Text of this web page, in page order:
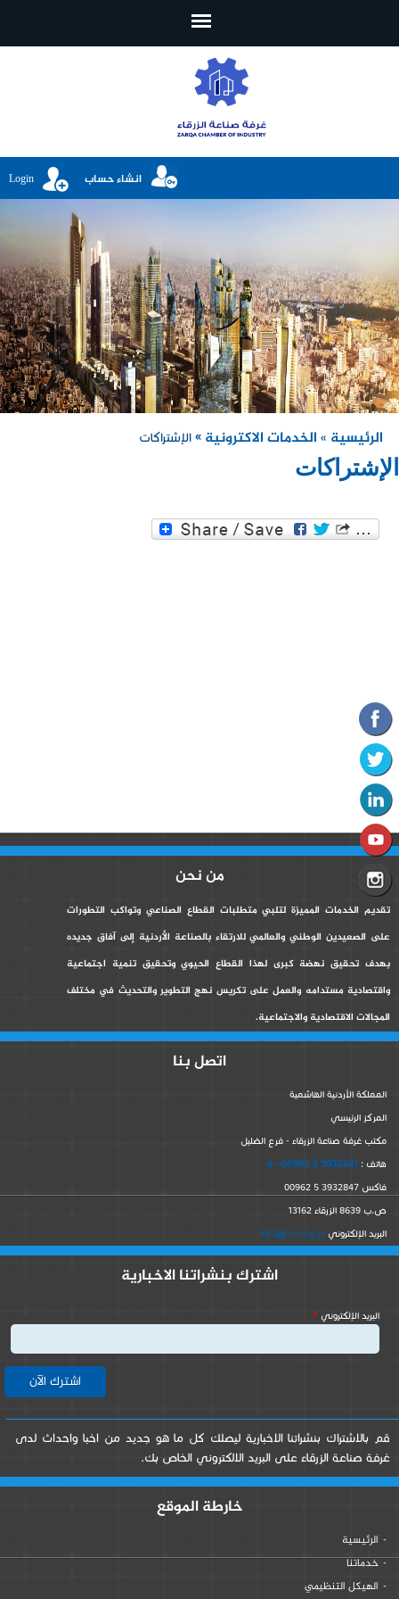
انشاء حساب Login
الرئيسية » الخدمات الاكترونية » الإشتراكات
الإشتراكات
من نحن
تقديم الخدمات المميزة لتلبي متطلبات القطاع الصناعي وتواكب التطورات
على الصعيدين الوطني والعالمي للارتقاء بالصناعة الأردنية إلى آفاق جديده
بهدف تحقيق نهضة كبرى لهذا القطاع الحيوي وتحقيق تنمية اجتماعية
واقتصادية مستدامه والعمل على تكريس نهج التطوير والتحديث في مختلف
المجالات الاقتصادية والاجتماعية.
خارطة الموقع
الرئيسية
خدماتنا
الهيكل التنظيمي
اشترك بنشراتنا الاخبارية
‏البريد الإلكتروني ‏ *
قم بالاشتراك بنشراتنا الاخبارية ليصلك كل ما هو جديد من اخبا واحداث لدى
غرفة صناعة الزرقاء على البريد الالكتروني الخاص بك.
اتصل بنا
المملكة الأردنية الهاشمية
المركز الرئيسي
مكتب غرفة صناعة الزرقاء - فرع الضليل
هاتف : 3932841 5 00962- 4
فاكس 3932847 5 00962
ص.ب 8639 الزرقاء 13162
البريد الإلكتروني info@zci.org.jo